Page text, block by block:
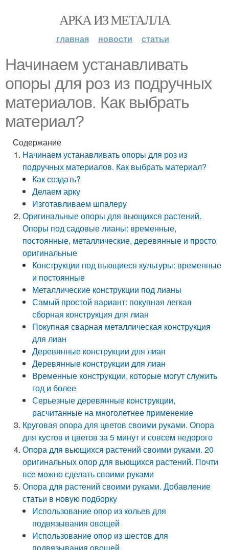
АРКА ИЗ МЕТАЛЛА
главная новости статьи
Начинаем устанавливать
опоры для роз из подручных
материалов. Как выбрать
материал?
Содержание
Начинаем устанавливать опоры для роз из
подручных материалов. Как выбрать материал?
Как создать?
Делаем арку
Изготавливаем шпалеру
Оригинальные опоры для вьющихся растений.
Опоры под садовые лианы: временные,
постоянные, металлические, деревянные и просто
оригинальные
Конструкции под вьющиеся культуры: временные
и постоянные
Металлические конструкции под лианы
Самый простой вариант: покупная легкая
сборная конструкция для лиан
Покупная сварная металлическая конструкция
для лиан
Деревянные конструкции для лиан
Деревянные конструкции для лиан
Временные конструкции, которые могут служить
год и более
Серьезные деревянные конструкции,
расчитанные на многолетнее применение
Круговая опора для цветов своими руками. Опора
для кустов и цветов за 5 минут и совсем недорого
Опора для вьющихся растений своими руками. 20
оригинальных опор для вьющихся растений. Почти
все можно сделать своими руками
Опора для растений своими руками. Добавление
статьи в новую подборку
Использование опор из кольев для
подвязывания овощей
Использование опор из шестов для